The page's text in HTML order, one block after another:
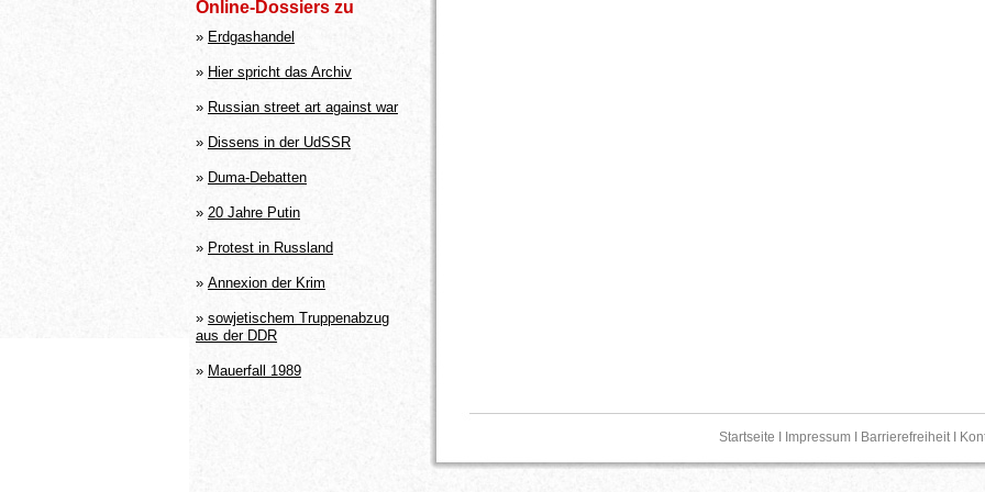
Online-Dossiers zu
» Erdgashandel
» Hier spricht das Archiv
» Russian street art against war
» Dissens in der UdSSR
» Duma-Debatten
» 20 Jahre Putin
» Protest in Russland
» Annexion der Krim
» sowjetischem Truppenabzug
aus der DDR
» Mauerfall 1989
Startseite Impressum BarrierefreiheitI